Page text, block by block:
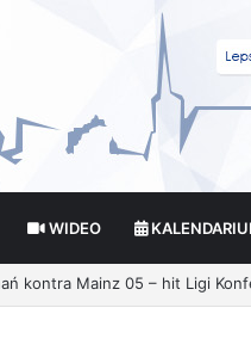
WIDEO
kontra Mainz 05 – hit Ligi